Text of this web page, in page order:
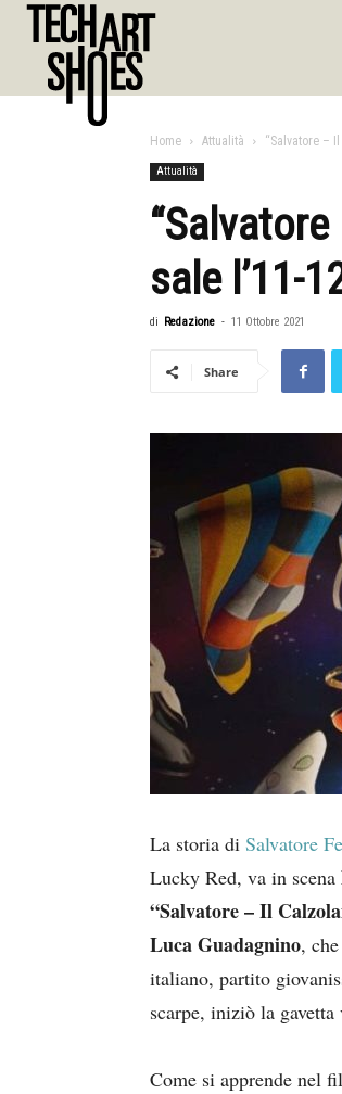
Home Attualità “Salvatore –
Attualità
sale l’11-
di Redazione - 11 Ottobre 2021
Share
La storia di Salvatore
Lucky Red, va in scena
“Salvatore – Il
Luca Guadagnino,
italiano, partito
scarpe, iniziò la gavetta
Come si apprende nel